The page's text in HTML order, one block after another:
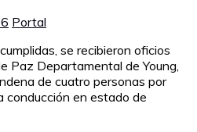
Portal
se recibieron oficios
Paz Departamental de Young,
de cuatro personas por
conducción en estado de